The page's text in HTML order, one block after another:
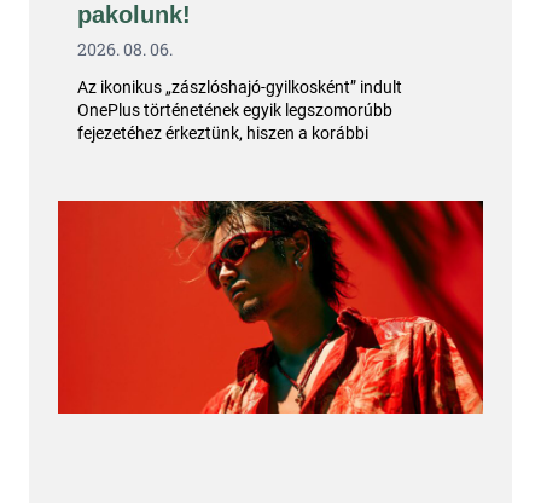
pakolunk!
2026. 08. 06.
Az ikonikus „zászlóshajó-gyilkosként” indult
OnePlus történetének egyik legszomorúbb
fejezetéhez érkeztünk, hiszen a korábbi